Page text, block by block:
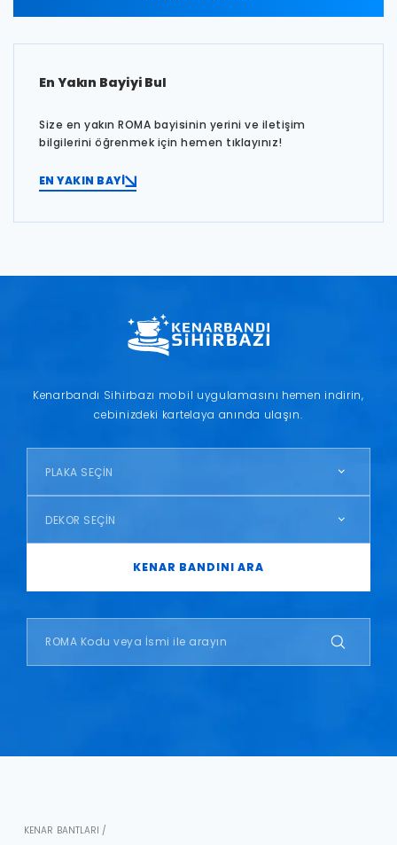
En Yakın Bayiyi Bul
Size en yakın ROMA bayisinin yerini ve iletişim
bilgilerini öğrenmek için hemen tıklayınız!
EN YAKIN BAYİ
Kenarbandı Sihirbazı mobil uygulamasını hemen indirin,
cebinizdeki kartelaya anında ulaşın.
PLAKA SEÇİN
DEKOR SEÇİN
KENAR BANDINI ARA
KENAR BANTLARI /